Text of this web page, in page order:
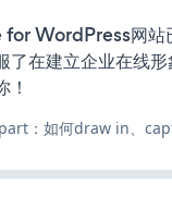
WordPress网站
了在建立企业在线
：如何draw in、